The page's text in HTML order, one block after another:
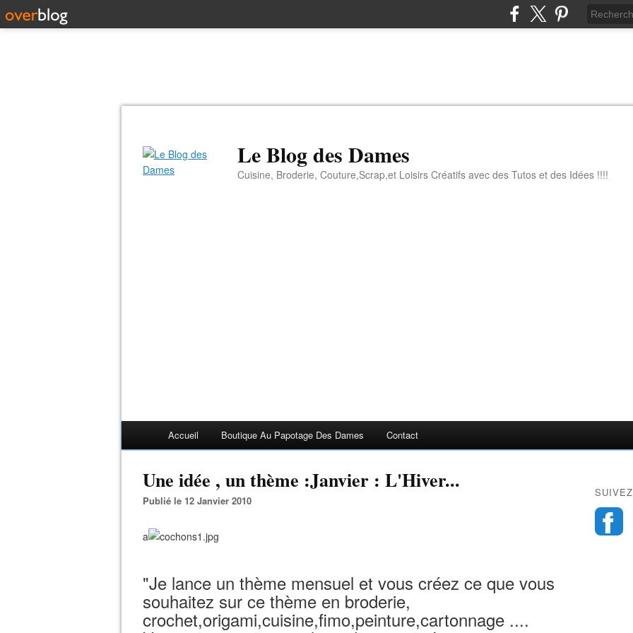
Le Blog des Dames
Cuisine, Broderie, Couture,Scrap,et Loisirs Créatifs avec des Tutos et des Idées !!!!
Accueil Boutique Au Papotage Des Dames Contact
Une idée , un thème :Janvier : L'Hiver...
Publié le 12 Janvier 2010
a
"Je lance un thème mensuel et vous créez ce que vous
souhaitez sur ce thème en broderie,
crochet,origami,cuisine,fimo,peinture,cartonnage ....